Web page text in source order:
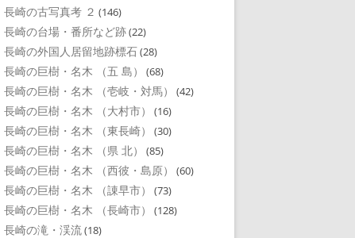
長崎の古写真考 ２ (146)
長崎の台場・番所など跡(22)
長崎の外国人居留地跡標石(28)
長崎の巨樹・名木 （五 島） (68)
長崎の巨樹・名木 （壱岐・対馬） (42)
長崎の巨樹・名木 （大村市） (16)
長崎の巨樹・名木 （東長崎） (30)
長崎の巨樹・名木 （県 北） (85)
長崎の巨樹・名木 （西彼・島原） (60)
長崎の巨樹・名木 （諌早市） (73)
長崎の巨樹・名木 （長崎市） (128)
長崎の滝・渓流(18)